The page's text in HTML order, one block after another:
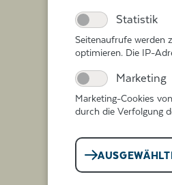
Caesar
Über die Kelten
mehr als über
So beschreibt
Statistik
Seitenaufrufe werden
optimieren. Die IP-
Marketing
Marketing-Cookies
durch die Verfolgung